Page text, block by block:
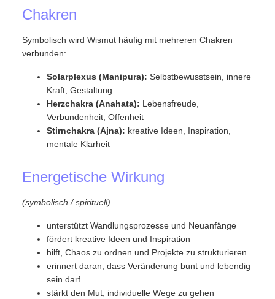
Chakren
Symbolisch wird Wismut häufig mit mehreren Chakren
verbunden:
Solarplexus (Manipura): Selbstbewusstsein, innere
Kraft, Gestaltung
Herzchakra (Anahata): Lebensfreude,
Verbundenheit, Offenheit
Stirnchakra (Ajna): kreative Ideen, Inspiration,
mentale Klarheit
Energetische Wirkung
(symbolisch / spirituell)
unterstützt Wandlungsprozesse und Neuanfänge
fördert kreative Ideen und Inspiration
hilft, Chaos zu ordnen und Projekte zu strukturieren
erinnert daran, dass Veränderung bunt und lebendig
sein darf
stärkt den Mut, individuelle Wege zu gehen